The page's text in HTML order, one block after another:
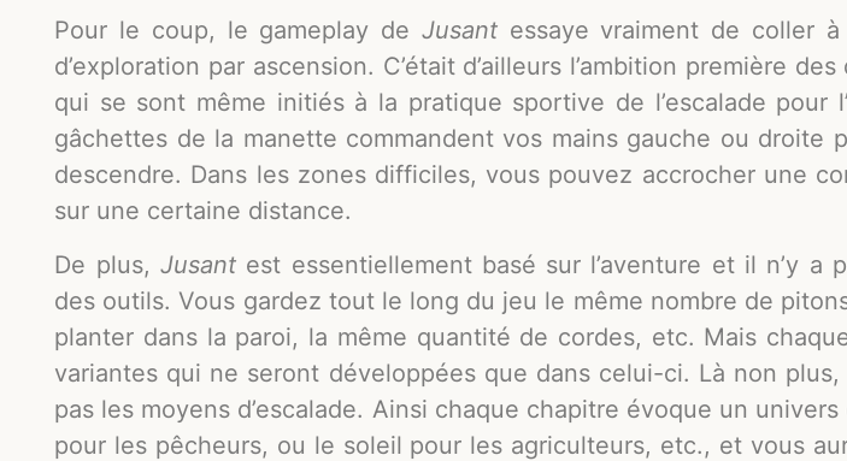
Pour le coup, le gameplay de Jusantessaye vraiment de coller
d’exploration par ascension. C’était d’ailleurs l’ambition première
qui se sont même initiés à la pratique sportive de l’escalade pour
gâchettes de la manette commandent vos mains gauche ou droite
descendre. Dans les zones difficiles, vous pouvez accrocher une
sur une certaine distance.
De plus, Jusantest essentiellement basé sur l’aventure et il n’y a
des outils. Vous gardez tout le long du jeu le même nombre de
planter dans la paroi, la même quantité de cordes, etc. Mais
variantes qui ne seront développées que dans celui-ci. Là non
pas les moyens d’escalade. Ainsi chaque chapitre évoque un
pour les pêcheurs, ou le soleil pour les agriculteurs, etc., et vous